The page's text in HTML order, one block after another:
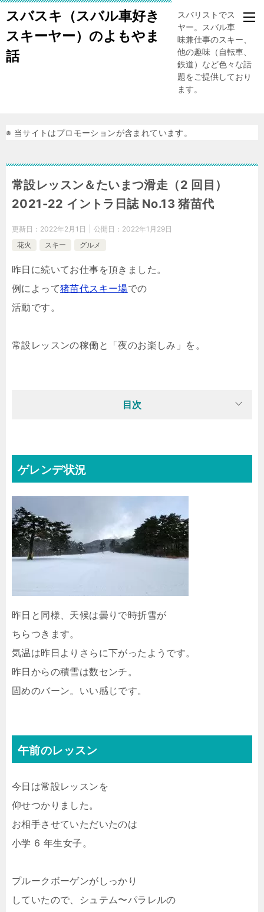
スバスキ（スバル車好き
スキーヤー）のよもやま
話
スバリストでスキー
ヤー。スバル車、趣
味兼仕事のスキー、
他の趣味（自転車、
鉄道）など色々な話
題をご提供しており
ます。
※ 当サイトはプロモーションが含まれています。
常設レッスン＆たいまつ滑走（2 回目）
2021-22 イントラ日誌 No.13 猪苗代
更新日： 2022年2月1日 公開日： 2022年1月29日
花火
スキー グルメ
昨日に続いてお仕事を頂きました。
例によって猪苗代スキー場での
活動です。
常設レッスンの稼働と「夜のお楽しみ」を。
目次
ゲレンデ状況
昨日と同様、天候は曇りで時折雪が
ちらつきます。
気温は昨日よりさらに下がったようです。
昨日からの積雪は数センチ。
固めのバーン。いい感じです。
午前のレッスン
今日は常設レッスンを
仰せつかりました。
お相手させていただいたのは
小学 6 年生女子。
プルークボーゲンがしっかり
していたので、シュテム〜パラレルの